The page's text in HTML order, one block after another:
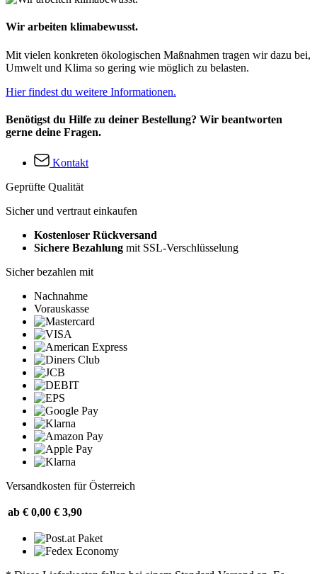
Wir arbeiten klimabewusst.
Mit vielen konkreten ökologischen Maßnahmen tragen wir dazu bei,
Umwelt und Klima so gering wie möglich zu belasten.
Hier findest du weitere Informationen.
Benötigst du Hilfe zu deiner Bestellung? Wir beantworten
gerne deine Fragen.
Kontakt
Geprüfte Qualität
Sicher und vertraut einkaufen
Kostenloser Rückversand
Sichere Bezahlung mit SSL-Verschlüsselung
Sicher bezahlen mit
Nachnahme
Vorauskasse
Versandkosten für Österreich
ab € 0,00 € 3,90